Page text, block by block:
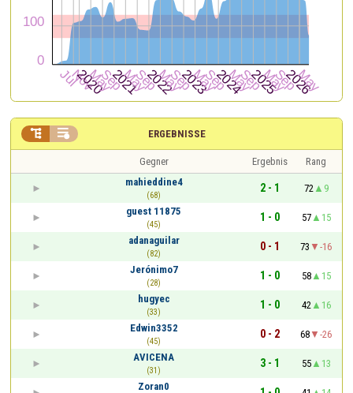
ERGEBNISSE
 
Gegner Ergebnis
Rang
mahieddine4
(68)
2 - 1 72
9
guest 11875
(45)
1 - 0 57
15
adanaguilar
(82)
0 - 1 73
-16
Jerónimo7
(28)
1 - 0 58
15
hugyec
(33)
1 - 0 42
16
Edwin3352
(45)
0 - 2 68
-26
AVICENA
(31)
3 - 1 55
13
Zoran0